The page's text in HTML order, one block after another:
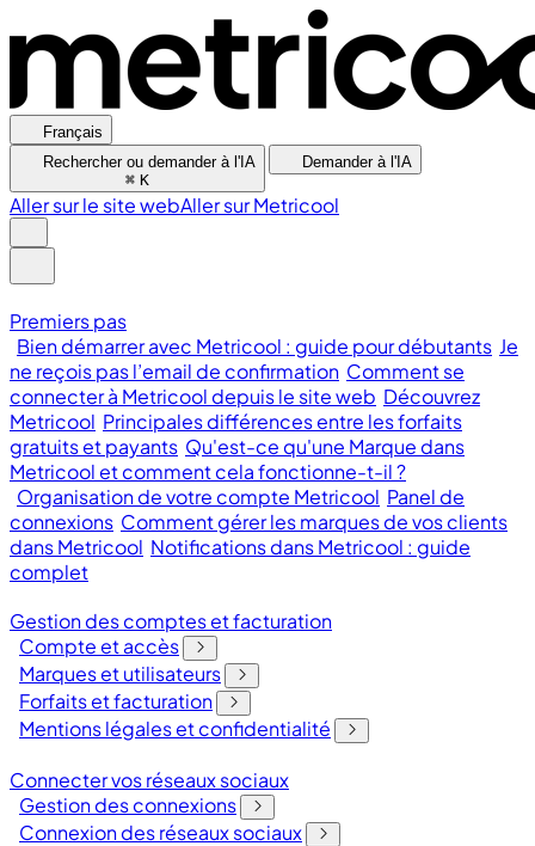
Français
Rechercher ou demander à l'IA
⌘ K
Demander à l'IA
Aller sur le site webAller sur Metricool
Premiers pas
Bien démarrer avec Metricool : guide pour débutants Je
ne reçois pas l’email de confirmation Comment se
connecter à Metricool depuis le site web Découvrez
Metricool Principales différences entre les forfaits
gratuits et payants Qu'est-ce qu'une Marque dans
Metricool et comment cela fonctionne-t-il ?
Organisation de votre compte Metricool Panel de
connexions Comment gérer les marques de vos clients
dans Metricool Notifications dans Metricool : guide
complet
Gestion des comptes et facturation
Compte et accès
Marques et utilisateurs
Forfaits et facturation
Mentions légales et confidentialité
Connecter vos réseaux sociaux
Gestion des connexions
Connexion des réseaux sociaux